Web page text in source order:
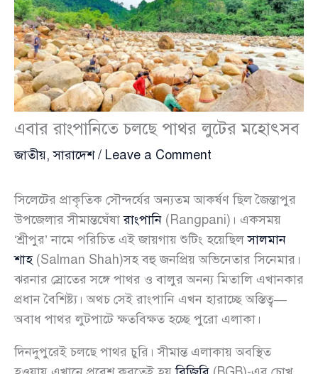
এবার রাংপানিতে চলছে পাথর লুটের মহোৎসব
জাতীয়,সারাদেশ/ Leave a Comment
সিলেটের প্রাকৃতিক সৌন্দর্যের অন্যতম আকর্ষণ ছিল জৈন্তাপুর
উপজেলার সীমান্তঘেঁষারাংপানি (Rangpani)। একসময়
‘শ্রীপুর’ নামে পরিচিত এই জায়গায় শুটিং হয়েছিলসালমান
শাহ(Salman Shah)সহ বহু জনপ্রিয় অভিনেতার সিনেমার।
ঝরনার স্রোতের সঙ্গে পাথর ও বালুর অনন্য মিতালি এখানকার
প্রধান বৈশিষ্ট্য। অথচ সেই রাংপানি এখন হারাচ্ছে অস্তিত্ব—
অবাধ পাথর লুটপাটে ক্ষতবিক্ষত হচ্ছে পুরো এলাকা।
দিনদুপুরেই চলছে পাথর চুরি। সীমান্ত এলাকায় অবস্থিত